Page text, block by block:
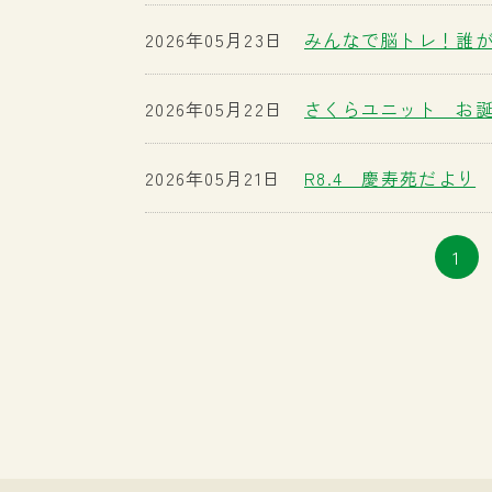
みんなで脳トレ！誰
2026年05月23日
さくらユニット お
2026年05月22日
R8.4 慶寿苑だより
2026年05月21日
1